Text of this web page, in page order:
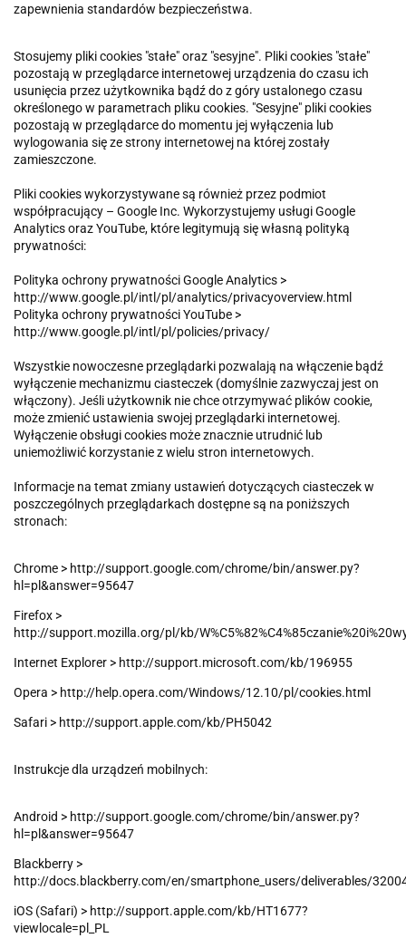
zapewnienia standardów bezpieczeństwa.
Stosujemy pliki cookies "stałe" oraz "sesyjne". Pliki cookies "stałe"
pozostają w przeglądarce internetowej urządzenia do czasu ich
usunięcia przez użytkownika bądź do z góry ustalonego czasu
określonego w parametrach pliku cookies. "Sesyjne" pliki cookies
pozostają w przeglądarce do momentu jej wyłączenia lub
wylogowania się ze strony internetowej na której zostały
zamieszczone.
Pliki cookies wykorzystywane są również przez podmiot
współpracujący – Google Inc. Wykorzystujemy usługi Google
Analytics oraz YouTube, które legitymują się własną polityką
prywatności:
Polityka ochrony prywatności Google Analytics >
http://www.google.pl/intl/pl/analytics/privacyoverview.html
Polityka ochrony prywatności YouTube >
http://www.google.pl/intl/pl/policies/privacy/
Wszystkie nowoczesne przeglądarki pozwalają na włączenie bądź
wyłączenie mechanizmu ciasteczek (domyślnie zazwyczaj jest on
włączony). Jeśli użytkownik nie chce otrzymywać plików cookie,
może zmienić ustawienia swojej przeglądarki internetowej.
Wyłączenie obsługi cookies może znacznie utrudnić lub
uniemożliwić korzystanie z wielu stron internetowych.
Informacje na temat zmiany ustawień dotyczących ciasteczek w
poszczególnych przeglądarkach dostępne są na poniższych
stronach:
Chrome > http://support.google.com/chrome/bin/answer.py?
hl=pl&answer=95647
Firefox >
http://support.mozilla.org/pl/kb/
Internet Explorer > http://support.microsoft.com/kb/196955
Opera > http://help.opera.com/Windows/12.10/pl/cookies.html
Safari > http://support.apple.com/kb/PH5042
Instrukcje dla urządzeń mobilnych:
Android > http://support.google.com/chrome/bin/answer.py?
hl=pl&answer=95647
Blackberry >
http://docs.blackberry.com/en/smartphone_users/deliverables/
iOS (Safari) > http://support.apple.com/kb/HT1677?
viewlocale=pl_PL